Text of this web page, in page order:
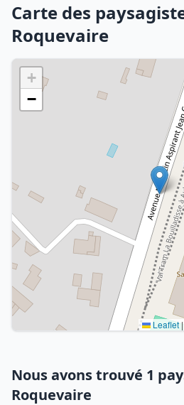
Carte des
Roquevaire
+
−
Leaflet|
Nous avons trouvé 1
Roquevaire